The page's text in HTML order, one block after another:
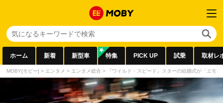
ホーム 新着 新型車 特集 PICK UP 試乗 取材レ
MOBY[モビー] > エンタメ > エンタメ総合 > 『ワイルド・スピード』スターの結婚式が「エモ